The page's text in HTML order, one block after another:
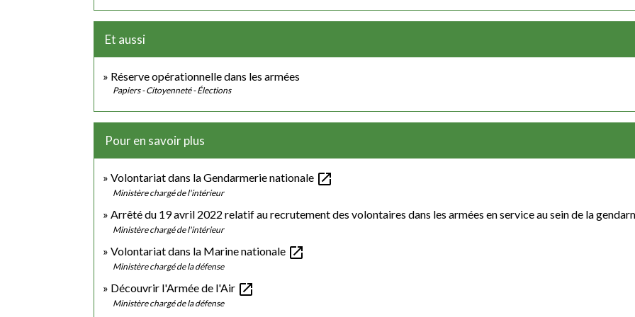
Et aussi
Réserve opérationnelle dans les armées
Papiers - Citoyenneté - Élections
Pour en savoir plus
Volontariat dans la Gendarmerie nationale open_in_new
Ministère chargé de l'intérieur
Arrêté du 19 avril 2022 relatif au recrutement des volontaires dans les armées en service au sein de la
Ministère chargé de l'intérieur
Volontariat dans la Marine nationale open_in_new
Ministère chargé de la défense
Découvrir l'Armée de l'Air open_in_new
Ministère chargé de la défense